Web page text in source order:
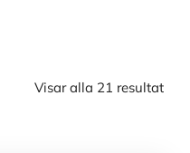
Visar alla 21 resultat